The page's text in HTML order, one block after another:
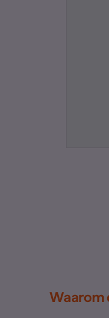
Waarom